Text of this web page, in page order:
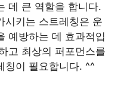
데 큰 역할을 합니다.
시키는 스트레칭은 운
예방하는 데 효과적입
고 최상의 퍼포먼스를
칭이 필요합니다. ^^